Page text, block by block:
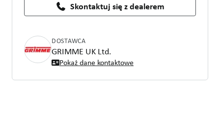
Skontaktuj się z dealerem
DOSTAWCA
GRIMME UK Ltd.
Pokaż dane kontaktowe